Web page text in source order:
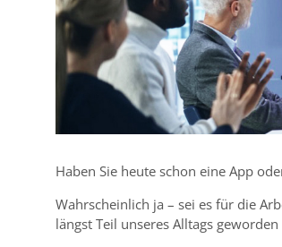
Haben Sie heute schon eine App
Wahrscheinlich ja – sei es für die
längst Teil unseres Alltags